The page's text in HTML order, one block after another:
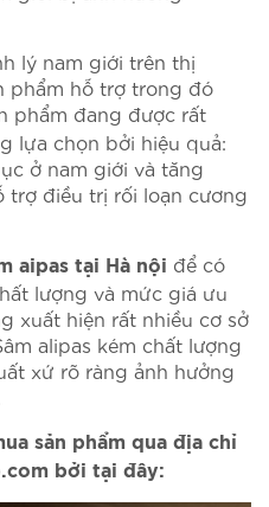
lý nam giới trên thị
phẩm hỗ trợ trong đó
phẩm đang được rất
lựa chọn bởi hiệu quả:
ở nam giới và tăng
trợ điều trị rối loạn cương
aipas tại Hà nội để có
lượng và mức giá ưu
xuất hiện rất nhiều cơ sở
alipas kém chất lượng
xứ rõ ràng ảnh hưởng
sản phẩm qua địa chỉ
bởi tại đây: